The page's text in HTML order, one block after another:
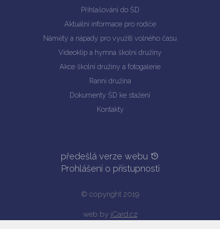
Přihlašování do ŠD
Aktuální informace pro rodiče
Náměty a nápady pro využití volného času
Videoklip a hymna školní družiny
Akce školní družiny a fotogalerie
Ranní družina
Dokumenty ŠD ke stažení
Kontakty
předešlá verze webu
Prohlášení o přístupnosti
© copyright 2019
web by iCard.cz